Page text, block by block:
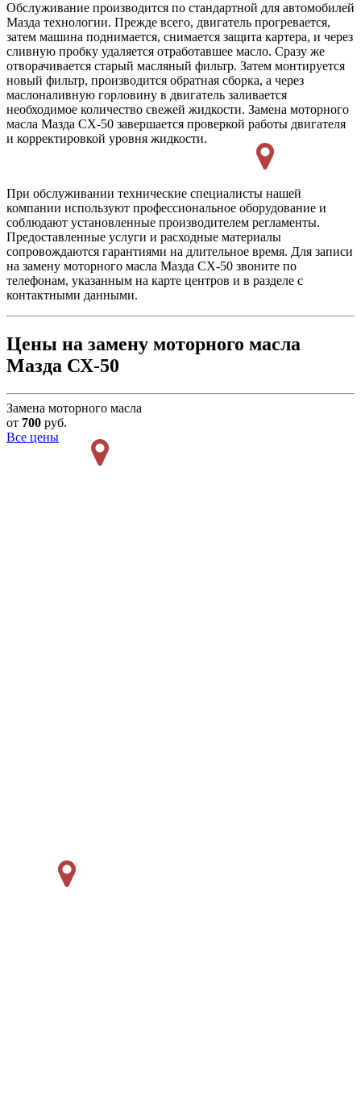
Обслуживание производится по стандартной для автомобилей
Мазда технологии. Прежде всего, двигатель прогревается,
затем машина поднимается, снимается защита картера, и через
сливную пробку удаляется отработавшее масло. Сразу же
отворачивается старый масляный фильтр. Затем монтируется
новый фильтр, производится обратная сборка, а через
маслоналивную горловину в двигатель заливается
необходимое количество свежей жидкости. Замена моторного
масла Мазда СХ-50 завершается проверкой работы двигателя
и корректировкой уровня жидкости.
При обслуживании технические специалисты нашей
компании используют профессиональное оборудование и
соблюдают установленные производителем регламенты.
Предоставленные услуги и расходные материалы
сопровождаются гарантиями на длительное время. Для записи
на замену моторного масла Мазда СХ-50 звоните по
телефонам, указанным на карте центров и в разделе с
контактными данными.
Цены на замену моторного масла
Мазда СХ-50
Замена моторного масла
от 700 руб.
Все цены